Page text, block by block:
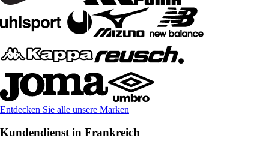
Entdecken Sie alle unsere Marken
Kundendienst in Frankreich